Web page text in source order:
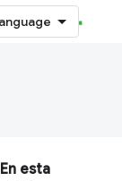
En esta